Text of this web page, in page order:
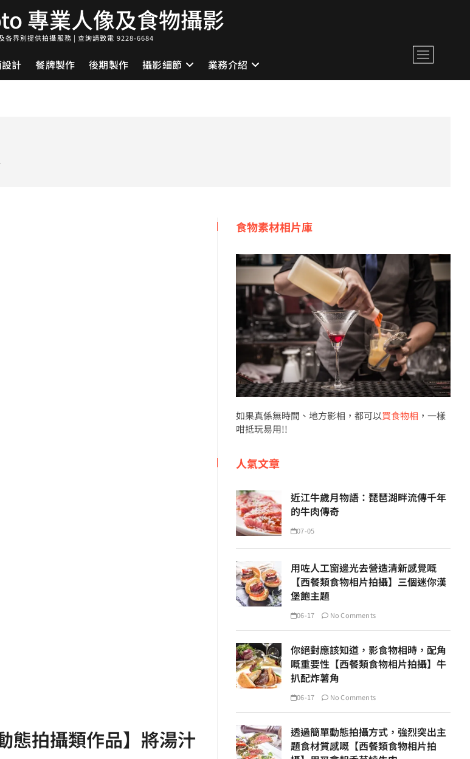
專業人像及食物攝影
各界別提供拍攝服務 | 查詢請致電 9228-6684
計 餐牌製作 後期製作 攝影細節 業務介紹
M
e
n
態拍攝類作品】將湯汁
食物素材相片庫
如果真係無時間、地方影相，都可以買食物相 ，一樣
咁抵玩易用!!
人氣文章
近江牛歲月物語：琵琶湖畔流傳千年
的牛肉傳奇
07-05
用咗人工窗邊光去營造清新感覺嘅
【西餐類食物相片拍攝】三個迷你漢
堡飽主題
06-17 No Comments
你絕對應該知道，影食物相時，配角
嘅重要性【西餐類食物相片拍攝】牛
扒配炸薯角
06-17 No Comments
透過簡單動態拍攝方式，強烈突出主
題食材質感嘅【西餐類食物相片拍